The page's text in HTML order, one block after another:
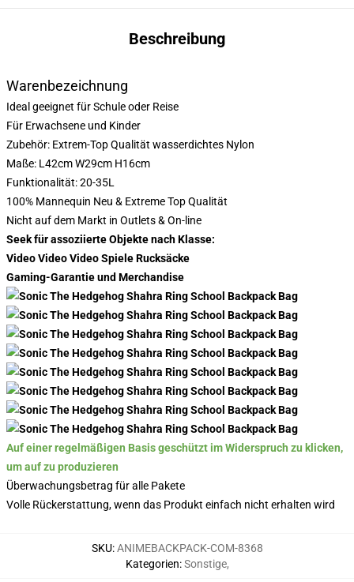
Beschreibung
Warenbezeichnung
Ideal geeignet für Schule oder Reise
Für Erwachsene und Kinder
Zubehör: Extrem-Top Qualität wasserdichtes Nylon
Maße: L42cm W29cm H16cm
Funktionalität: 20-35L
100% Mannequin Neu & Extreme Top Qualität
Nicht auf dem Markt in Outlets & On-line
Seek für assoziierte Objekte nach Klasse:
Video Video Video Spiele Rucksäcke
Gaming-Garantie und Merchandise
Auf einer regelmäßigen Basis geschützt im Widerspruch zu klicken,
um auf zu produzieren
Überwachungsbetrag für alle Pakete
Volle Rückerstattung, wenn das Produkt einfach nicht erhalten wird
SKU:ANIMEBACKPACK-COM-8368
Kategorien:Sonstige,